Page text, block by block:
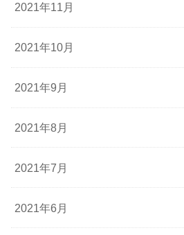
2021年11月
2021年10月
2021年9月
2021年8月
2021年7月
2021年6月